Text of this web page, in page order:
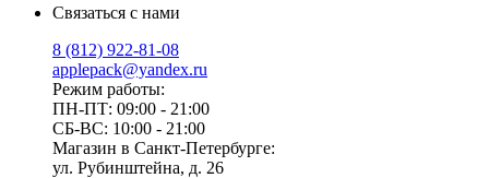
Связаться с нами
8 (812) 922-81-08
applepack@yandex.ru
Режим работы:
ПН-ПТ: 09:00 - 21:00
СБ-ВС: 10:00 - 21:00
Магазин в Санкт-Петербурге:
ул. Рубинштейна, д. 26